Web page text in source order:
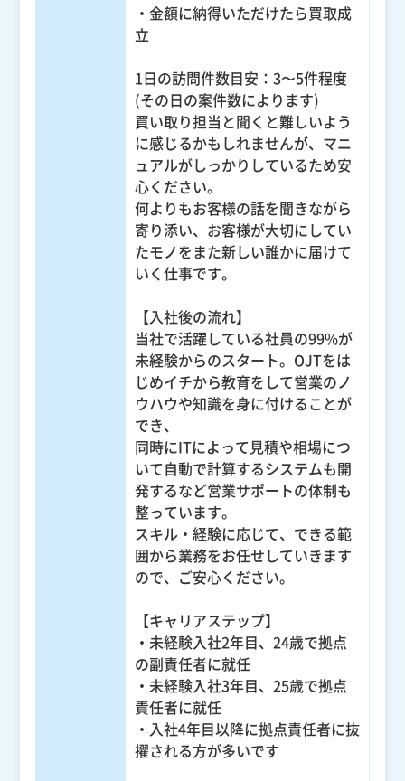
・金額に納得いただけたら買取成
立
1日の訪問件数目安：3〜5件程度
(その日の案件数によります)
買い取り担当と聞くと難しいよう
に感じるかもしれませんが、マニ
ュアルがしっかりしているため安
心ください。
何よりもお客様の話を聞きながら
寄り添い、お客様が大切にしてい
たモノをまた新しい誰かに届けて
いく仕事です。
【入社後の流れ】
当社で活躍している社員の99%が
未経験からのスタート。OJTをは
じめイチから教育をして営業のノ
ウハウや知識を身に付けることが
でき、
同時にITによって見積や相場につ
いて自動で計算するシステムも開
発するなど営業サポートの体制も
整っています。
スキル・経験に応じて、できる範
囲から業務をお任せしていきます
ので、ご安心ください。
【キャリアステップ】
・未経験入社2年目、24歳で拠点
の副責任者に就任
・未経験入社3年目、25歳で拠点
責任者に就任
・入社4年目以降に拠点責任者に抜
擢される方が多いです